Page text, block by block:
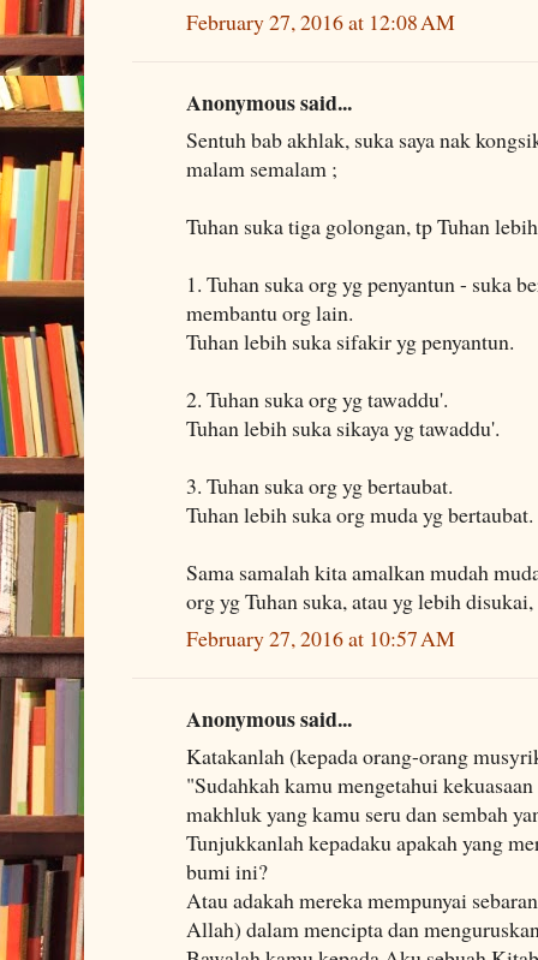
February 27, 2016 at 12:08 AM
Anonymous said...
Sentuh bab akhlak, suka saya nak
malam semalam ;
Tuhan suka tiga golongan, tp Tuhan
1. Tuhan suka org yg penyantun - suka
membantu org lain.
Tuhan lebih suka sifakir yg penyantun.
2. Tuhan suka org yg tawaddu'.
Tuhan lebih suka sikaya yg tawaddu'.
3. Tuhan suka org yg bertaubat.
Tuhan lebih suka org muda yg bertaubat.
Sama samalah kita amalkan mudah
org yg Tuhan suka, atau yg lebih
February 27, 2016 at 10:57 AM
Anonymous said...
Katakanlah (kepada orang-orang
"Sudahkah kamu mengetahui
makhluk yang kamu seru dan sembah
Tunjukkanlah kepadaku apakah yang
bumi ini?
Atau adakah mereka mempunyai
Allah) dalam mencipta dan